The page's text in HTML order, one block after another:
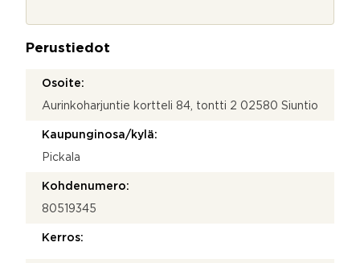
*
Perustiedot
Osoite:
Aurinkoharjuntie kortteli 84, tontti 2 02580 Siuntio
Kaupunginosa/kylä:
Pickala
Kohdenumero:
80519345
Kerros: